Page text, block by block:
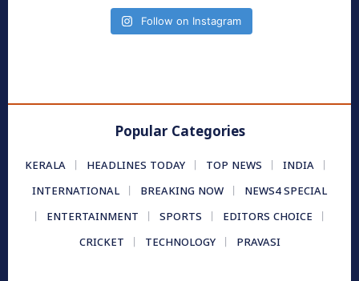
Follow on Instagram
Popular Categories
KERALA HEADLINES TODAY TOP NEWS
INDIA
INTERNATIONAL
BREAKING NOW
NEWS4 SPECIAL
ENTERTAINMENT
SPORTS
EDITORS CHOICE
CRICKET
TECHNOLOGY PRAVASI